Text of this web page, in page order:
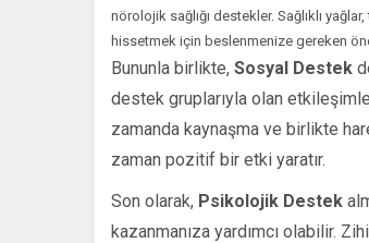
nörolojik sağlığı destekler. Sağlıklı
hissetmek için beslenmenize gereken
Bununla birlikte, Sosyal Destek
destek gruplarıyla olan
zamanda kaynaşma ve birlikte
zaman pozitif bir etki yaratır.
Son olarak, Psikolojik Destek
kazanmanıza yardımcı olabilir.